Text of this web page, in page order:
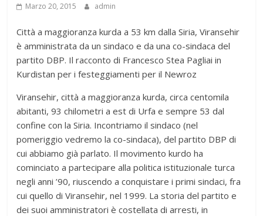
Marzo 20, 2015 admin
Città a maggioranza kurda a 53 km dalla Siria, Viransehir
è amministrata da un sindaco e da una co-sindaca del
partito DBP. Il racconto di Francesco Stea Pagliai in
Kurdistan per i festeggiamenti per il Newroz
Viransehir, città a maggioranza kurda, circa centomila
abitanti, 93 chilometri a est di Urfa e sempre 53 dal
confine con la Siria. Incontriamo il sindaco (nel
pomeriggio vedremo la co-sindaca), del partito DBP di
cui abbiamo già parlato. Il movimento kurdo ha
cominciato a partecipare alla politica istituzionale turca
negli anni ’90, riuscendo a conquistare i primi sindaci, fra
cui quello di Viransehir, nel 1999. La storia del partito e
dei suoi amministratori è costellata di arresti, in